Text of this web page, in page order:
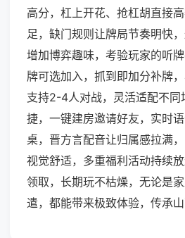
高分，杠上开花、抢杠胡直接
足，缺门规则让牌局节奏明快
增加博弈趣味，考验玩家的听
牌可选加入，抓到即加分补牌
支持2-4人对战，灵活适配不同
捷，一键建房邀请好友，实时
桌，晋方言配音让归属感拉满，
视觉舒适，多重福利活动持续
领取，长期玩不枯燥，无论是
遣，都能带来极致体验，传承山